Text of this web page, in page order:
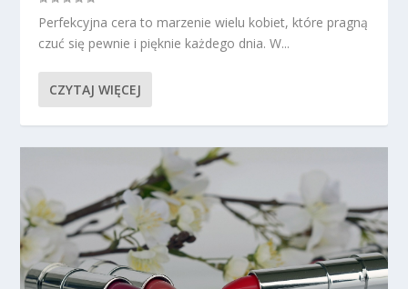
Perfekcyjna cera to marzenie wielu kobiet, które pragną
czuć się pewnie i pięknie każdego dnia. W...
CZYTAJ WIĘCEJ